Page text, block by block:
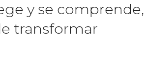
y se comprende,
transformar